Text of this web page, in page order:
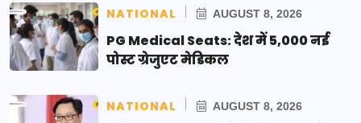
NATIONAL AUGUST 8, 2026
PG Medical Seats: देश में 5,000 नई
पोस्ट ग्रेजुएट मेडिकल
NATIONAL AUGUST 8, 2026